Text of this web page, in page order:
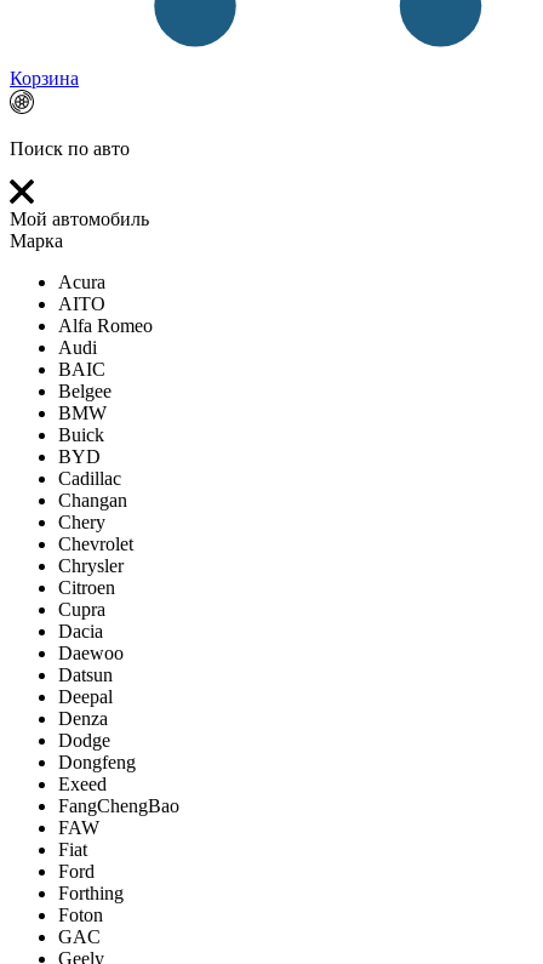
Корзина
Поиск по авто
Мой автомобиль
Марка
Acura
AITO
Alfa Romeo
Audi
BAIC
Belgee
BMW
Buick
BYD
Cadillac
Changan
Chery
Chevrolet
Chrysler
Citroen
Cupra
Dacia
Daewoo
Datsun
Deepal
Denza
Dodge
Dongfeng
Exeed
FangChengBao
FAW
Fiat
Ford
Forthing
Foton
GAC
Geely